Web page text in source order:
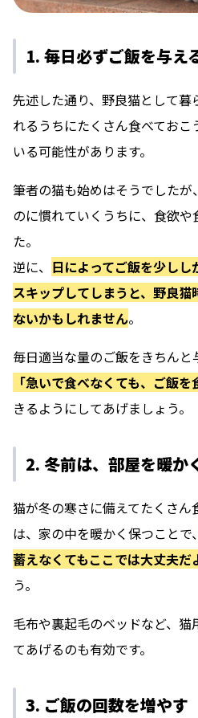
1. 毎日必ずご飯を与え
先述した通り、野良猫として暮
れるうちにたくさん食べておこ
いる可能性があります。
筆者の猫も始めはそうでした
のに慣れていくうちに、食欲
た。
逆に、 日によってご飯を少し
スキップしてしまうと、野良
ないかもしれません。
毎日適当な量のご飯をきちん
「急いで食べなくても、ご飯を
きるようにしてあげましょう。
2. 冬前は、部屋を暖か
猫が冬の寒さに備えてたくさ
は、家の中を暖かく保つことで、
蓄えなくてもここでは大丈夫だ
う。
毛布や裏起毛のベッドなど、猫
てあげるのも有効です。
3. ご飯の回数を増やす